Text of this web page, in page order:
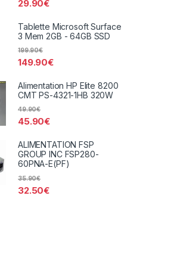
29.90€
Tablette Microsoft Surface
3 Mem 2GB - 64GB SSD
149.90€
199.90€
Alimentation HP Elite 8200
CMT PS-4321-1HB 320W
45.90€
49.90€
ALIMENTATION FSP
GROUP INC FSP280-
60PNA-E(PF)
32.50€
35.90€